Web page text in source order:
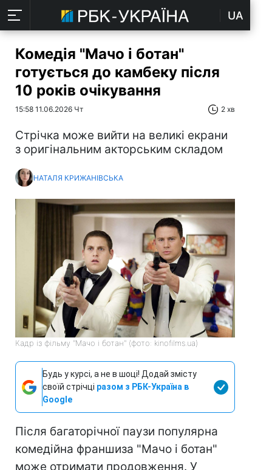
UA
Комедія "Мачо і ботан"
готується до камбеку після
10 років очікування
15:58 11.06.2026 Чт 2 хв
Стрічка може вийти на великі екрани
з оригінальним акторським складом
НАТАЛЯ КРИЖАНІВСЬКА
Кадр із фільму "Мачо і ботан" (фото: kinofilms.ua)
Будь у курсі, а не в шоці! Додай змісту
своїй стрічці разом з РБК-Україна в
Google
Після багаторічної паузи популярна
комедійна франшиза "Мачо і ботан"
може отримати продовження. У